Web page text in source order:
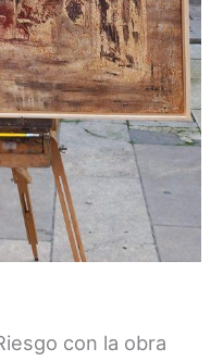
con la obra